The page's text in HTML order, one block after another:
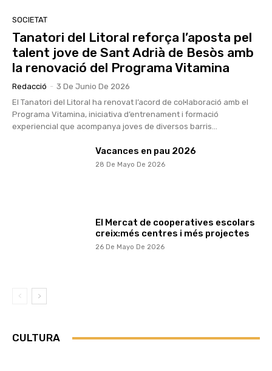
SOCIETAT
Tanatori del Litoral reforça l’aposta pel
talent jove de Sant Adrià de Besòs amb
la renovació del Programa Vitamina
Redacció - 3 De Junio De 2026
El Tanatori del Litoral ha renovat l’acord de col·laboració amb el
Programa Vitamina, iniciativa d’entrenament i formació
experiencial que acompanya joves de diversos barris...
Vacances en pau 2026
28 De Mayo De 2026
El Mercat de cooperatives escolars
creix:més centres i més projectes
26 De Mayo De 2026
CULTURA